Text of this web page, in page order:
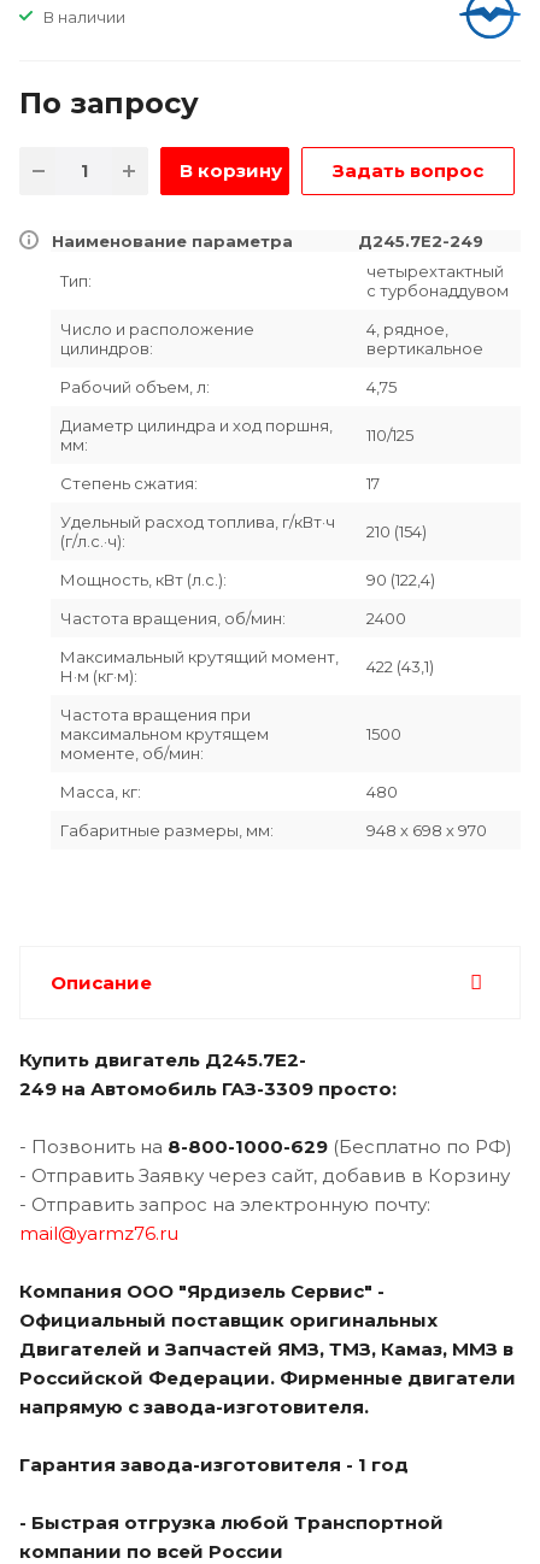
В наличии
По запросу
В корзину Задать вопрос
Наименование параметра Д245.7Е2-249
Тип:
четырехтактный
с турбонаддувом
Число и расположение
цилиндров:
4, рядное,
вертикальное
Рабочий объем, л:
4,75
Диаметр цилиндра и ход поршня,
мм:
110/125
Степень сжатия:
17
Удельный расход топлива, г/кВт·ч
(г/л.с.·ч):
210 (154)
Мощность, кВт (л.с.):
90 (122,4)
Частота вращения, об/мин:
2400
Максимальный крутящий момент,
Н·м (кг·м):
422 (43,1)
Частота вращения при
максимальном крутящем
моменте, об/мин:
1500
Масса, кг:
480
Габаритные размеры, мм:
948 х 698 х 970
Описание
Купить двигатель Д245.7Е2-
249 на Автомобиль ГАЗ-3309 просто:
- Позвонить на 8-800-1000-629 (Бесплатно по РФ)
- Отправить Заявку через сайт, добавив в Корзину
- Отправить запрос на электронную почту:
mail@yarmz76.ru
Компания ООО "Ярдизель Сервис" -
Официальный поставщик оригинальных
Двигателей и Запчастей ЯМЗ, ТМЗ, Камаз, ММЗ в
Российской Федерации. Фирменные двигатели
напрямую с завода-изготовителя.
Гарантия завода-изготовителя - 1 год
- Быстрая отгрузка любой Транспортной
компании по всей России